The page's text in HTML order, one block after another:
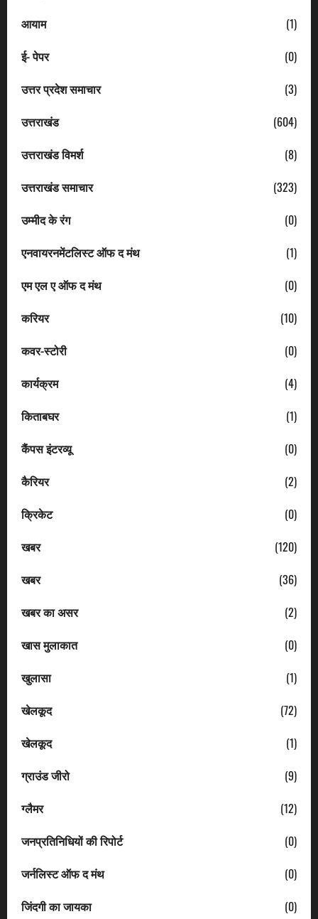
आयाम
(1)
ई- पेपर
(0)
उत्तर प्रदेश समाचार
(3)
उत्तराखंड
(604)
उत्तराखंड विमर्श
(8)
उत्तराखंड समाचार
(323)
उम्मीद के रंग
(0)
एनवायरनमेंटलिस्ट ऑफ द मंथ
(1)
एम एल ए ऑफ द मंथ
(0)
करियर
(10)
कवर-स्टोरी
(0)
कार्यक्रम
(4)
किताबघर
(1)
कैंपस इंटरव्यू
(0)
कैरियर
(2)
क्रिकेट
(0)
खबर
(120)
खबर
(36)
खबर का असर
(2)
खास मुलाकात
(0)
खुलासा
(1)
खेलकूद
(72)
खेलकूद
(1)
ग्राउंड जीरो
(9)
ग्लैमर
(12)
जनप्रतिनिधियों की रिपोर्ट
(0)
जर्नलिस्ट ऑफ द मंथ
(0)
जिंदगी का जायका
(0)